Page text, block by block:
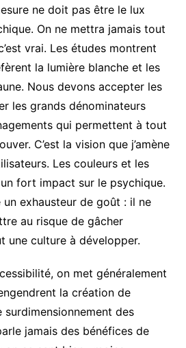
ne doit pas être le lux
On ne mettra jamais tout
vrai. Les études montrent
la lumière blanche et les
Nous devons accepter les
les grands dénominateurs
qui permettent à tout
C’est la vision que j’amène
Les couleurs et les
fort impact sur le psychique.
exhausteur de goût : il ne
au risque de gâcher
une culture à développer.
on met généralement
la création de
surdimensionnement des
jamais des bénéfices de